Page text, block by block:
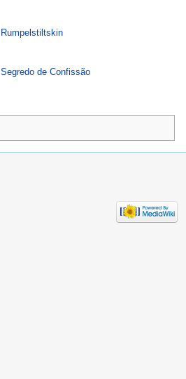
Rumpelstiltskin
Segredo de Confissão